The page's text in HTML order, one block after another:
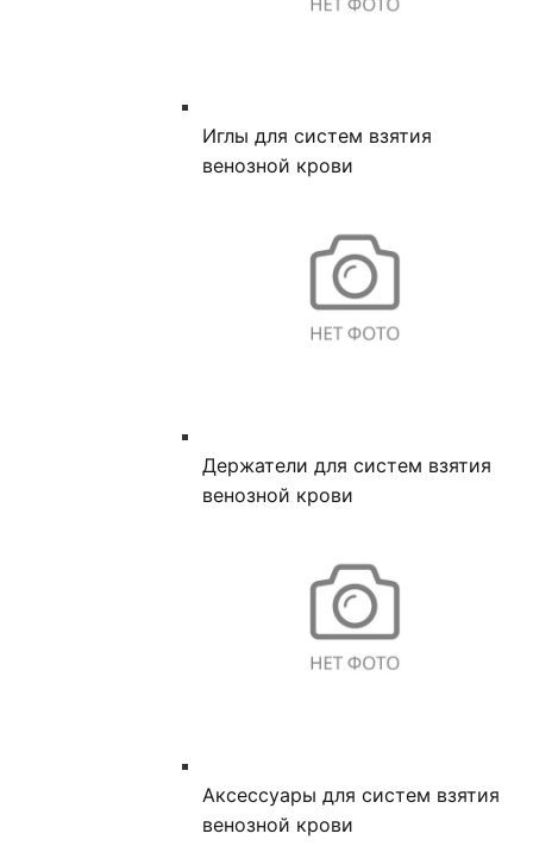
Иглы для систем взятия
венозной крови
Держатели для систем взятия
венозной крови
Аксессуары для систем взятия
венозной крови